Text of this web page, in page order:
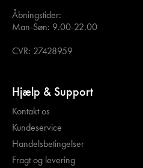
Åbningstider:
Man-Søn: 9.00-22.00
CVR: 27428959
Hjælp & Support
Kontakt os
Kundeservice
Handelsbetingelser
Fragt og levering